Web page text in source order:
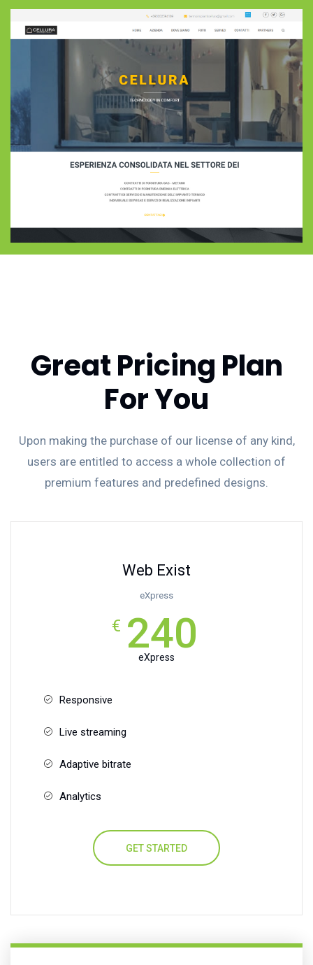
Great Pricing Plan
For You
Upon making the purchase of our license of any kind,
users are entitled to access a whole collection of
premium features and predefined designs.
Web Exist
eXpress
€ 240
eXpress
Responsive
Live streaming
Adaptive bitrate
Analytics
GET STARTED